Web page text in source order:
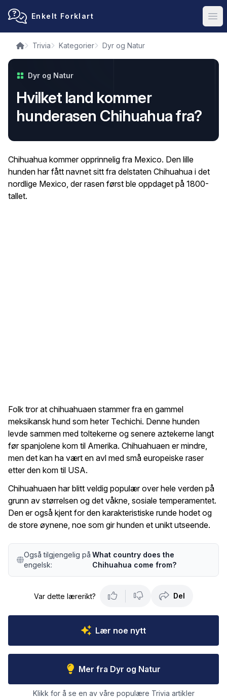
Enkelt Forklart
Trivia Kategorier Dyr og Natur
Dyr og Natur
Hvilket land kommer
hunderasen Chihuahua fra?
Chihuahua kommer opprinnelig fra Mexico. Den lille
hunden har fått navnet sitt fra delstaten Chihuahua i det
nordlige Mexico, der rasen først ble oppdaget på 1800-
tallet.
Folk tror at chihuahuaen stammer fra en gammel
meksikansk hund som heter Techichi. Denne hunden
levde sammen med toltekerne og senere aztekerne langt
før spanjolene kom til Amerika. Chihuahuaen er mindre,
men det kan ha vært en avl med små europeiske raser
etter den kom til USA.
Chihuahuaen har blitt veldig populær over hele verden på
grunn av størrelsen og det våkne, sosiale temperamentet.
Den er også kjent for den karakteristiske runde hodet og
de store øynene, noe som gir hunden et unikt utseende.
Også tilgjengelig på
engelsk:
What country does the
Chihuahua come from?
Var dette lærerikt? Del
Lær noe nytt
Mer fra Dyr og Natur
Klikk for å se en av våre populære Trivia artikler